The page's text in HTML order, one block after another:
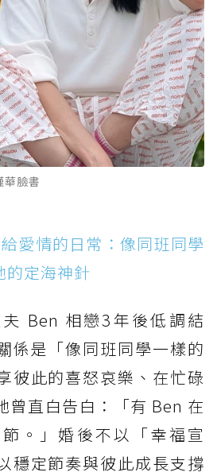
華臉書
愛情的日常：像同班同學
的定海神針
Ben 相戀3年後低調結
係是「像同班同學一樣的
彼此的喜怒哀樂、在忙碌
曾直白告白：「有 Ben 在
。」婚後不以「幸福宣
穩定節奏與彼此成長支撐